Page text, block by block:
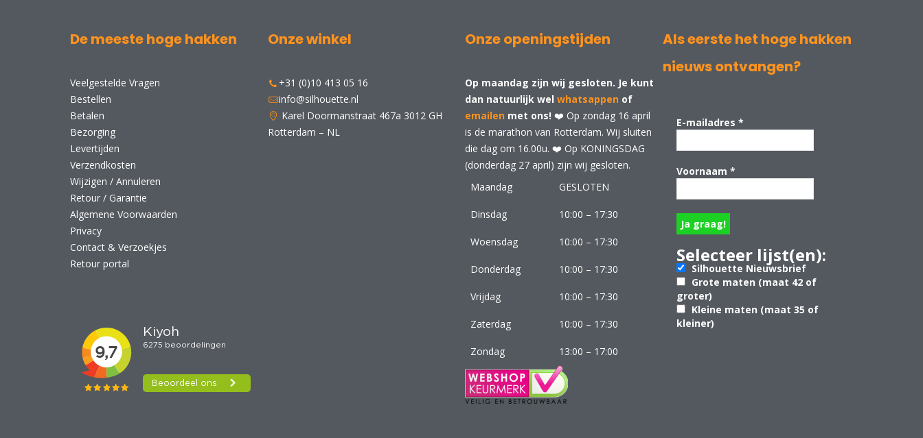
De meeste hoge hakken
Veelgestelde Vragen
Bestellen
Betalen
Bezorging
Levertijden
Verzendkosten
Wijzigen / Annuleren
Retour / Garantie
Algemene Voorwaarden
Privacy
Contact & Verzoekjes
Retour portal
Onze winkel
+31 (0)10 413 05 16
info@silhouette.nl
Karel Doormanstraat 467a 3012 GH
Rotterdam – NL
Onze openingstijden
Op maandag zijn wij gesloten. Je kunt
dan natuurlijk wel whatsappen of
emailen met ons! ❤️ Op zondag 16 april
is de marathon van Rotterdam. Wij sluiten
die dag om 16.00u. ❤️ Op KONINGSDAG
(donderdag 27 april) zijn wij gesloten.
Maandag
GESLOTEN
Dinsdag 10:00 – 17:30
Woensdag 10:00 – 17:30
Donderdag 10:00 – 17:30
Vrijdag 10:00 – 17:30
Zaterdag 10:00 – 17:30
Zondag 13:00 – 17:00
Als eerste het hoge hakken
nieuws ontvangen?
E-mailadres *
Voornaam *
Selecteer lijst(en):
Silhouette Nieuwsbrief
Grote maten (maat 42 of
groter)
Kleine maten (maat 35 of
kleiner)